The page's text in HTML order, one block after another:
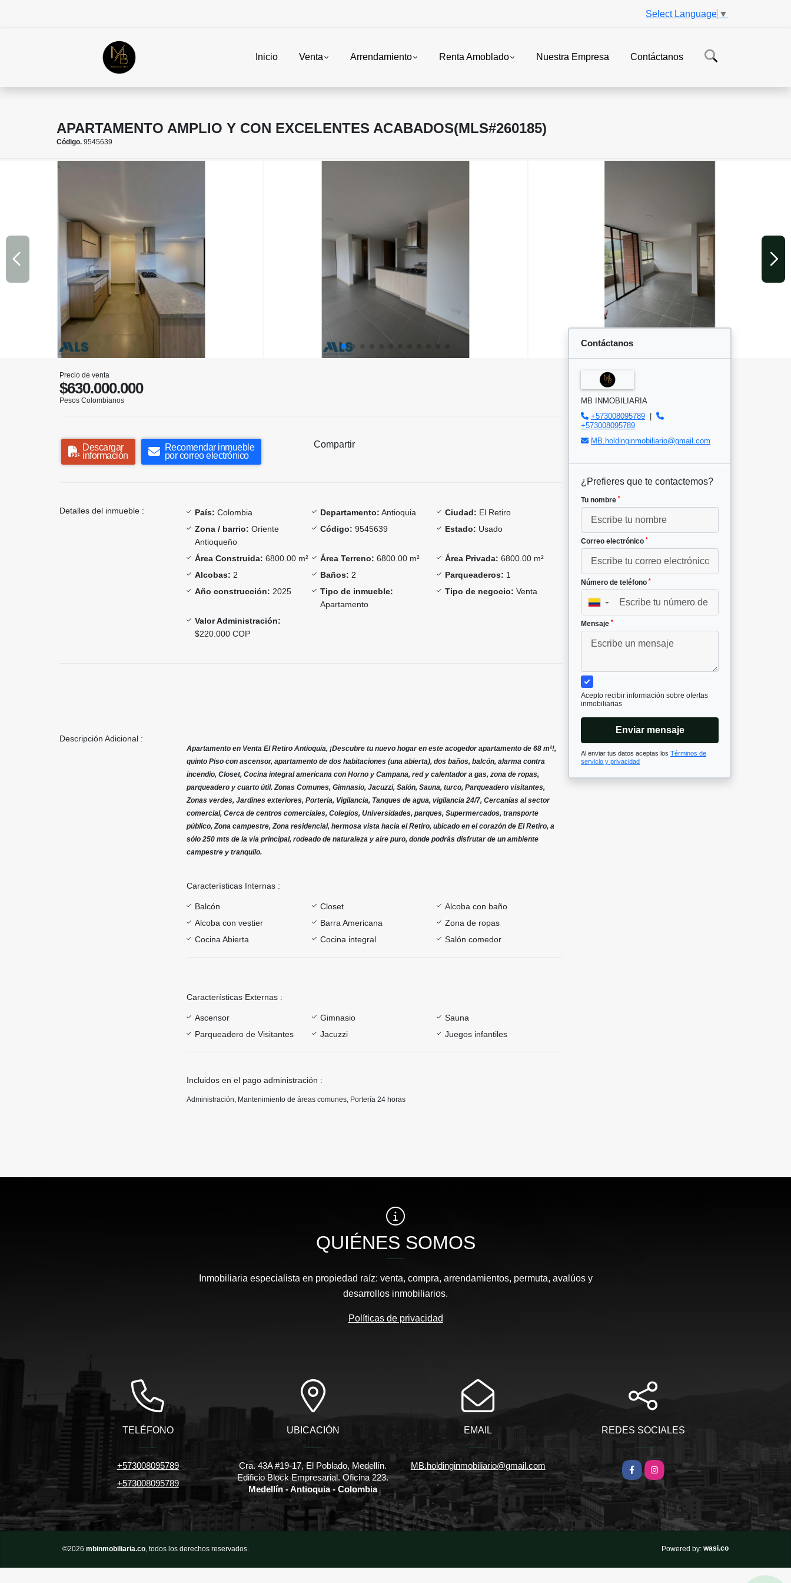
Select Language ▼
Inicio Venta Arrendamiento Renta Amoblado Nuestra Empresa Contáctanos
APARTAMENTO AMPLIO Y CON EXCELENTES ACABADOS(MLS#260185)
Código. 9545639
Precio de venta
$630.000.000
Pesos Colombianos
Descargar
información
Recomendar inmueble
por correo electrónico
Compartir
Detalles del inmueble : País: Colombia Departamento: Antioquia Ciudad: El Retiro
Zona / barrio: Oriente
Antioqueño
Código: 9545639 Estado: Usado
Área Construida: 6800.00 m² Área Terreno: 6800.00 m² Área Privada: 6800.00 m²
Alcobas: 2 Baños: 2 Parqueaderos: 1
Año construcción: 2025
Tipo de inmueble:
Apartamento
Tipo de negocio: Venta
Valor Administración:
$220.000 COP
Descripción Adicional :
Apartamento en Venta El Retiro Antioquia, ¡Descubre tu nuevo hogar en este acogedor apartamento de 68 m²!,
quinto Piso con ascensor, apartamento de dos habitaciones (una abierta), dos baños, balcón, alarma contra
incendio, Closet, Cocina integral americana con Horno y Campana, red y calentador a gas, zona de ropas,
parqueadero y cuarto útil. Zonas Comunes, Gimnasio, Jacuzzi, Salón, Sauna, turco, Parqueadero visitantes,
Zonas verdes, Jardines exteriores, Portería, Vigilancia, Tanques de agua, vigilancia 24/7, Cercanías al sector
comercial, Cerca de centros comerciales, Colegios, Universidades, parques, Supermercados, transporte
público, Zona campestre, Zona residencial, hermosa vista hacía el Retiro, ubicado en el corazón de El Retiro, a
sólo 250 mts de la vía principal, rodeado de naturaleza y aire puro, donde podrás disfrutar de un ambiente
campestre y tranquilo.
Características Internas :
Balcón Closet
Alcoba con baño
Alcoba con vestier
Barra Americana
Zona de ropas
Cocina Abierta
Cocina integral Salón comedor
Características Externas :
Ascensor Gimnasio
Sauna
Parqueadero de Visitantes
Jacuzzi Juegos infantiles
Incluidos en el pago administración :
Administración, Mantenimiento de áreas comunes, Portería 24 horas
Contáctanos
MB INMOBILIARIA
+573008095789
+573008095789
MB.holdinginmobiliario@gmail.com
¿Prefieres que te contactemos?
Tu nombre *
Correo electrónico *
Número de teléfono *
▼
Mensaje *
Acepto recibir información sobre ofertas
inmobiliarias
Enviar mensaje
Al enviar tus datos aceptas los Términos de
servicio y privacidad
QUIÉNES SOMOS
Inmobiliaria especialista en propiedad raíz: venta, compra, arrendamientos, permuta, avalúos y
desarrollos inmobiliarios.
Políticas de privacidad
TELÉFONO
+573008095789
+573008095789
UBICACIÓN
Cra. 43A #19-17, El Poblado, Medellín.
Edificio Block Empresarial. Oficina 223.
Medellín - Antioquia - Colombia
EMAIL
MB.holdinginmobiliario@gmail.com
REDES SOCIALES
FacebookInstagram
©2026 mbinmobiliaria.co , todos los derechos reservados. Powered by: wasi.co